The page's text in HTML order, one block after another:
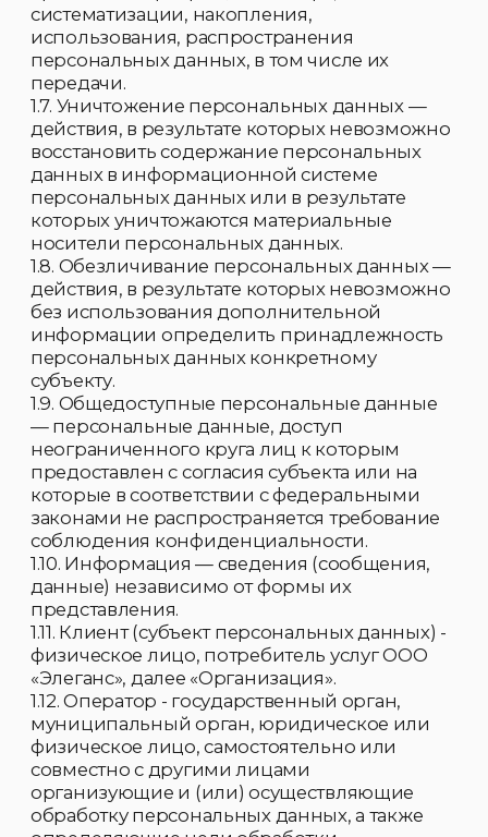
1.11. Клиент (субъект персональных данных) -
физическое лицо, потребитель услуг ООО
«Элеганс», далее «Организация».
1.12. Оператор - государственный орган,
муниципальный орган, юридическое или
физическое лицо, самостоятельно или
совместно с другими лицами
организующие и (или) осуществляющие
обработку персональных данных, а также
определяющие цели обработки
персональных данных, состав персональных
данных, подлежащих обработке, действия
(операции), совершаемые с персональными
Оператором признается Общество с
ограниченной ответственностью «Салон
онлайн»;
2. Общие положения.
персональных данных (далее — Положение)
разработано в соответствии с Конституцией
Российской Федерации, Гражданским
кодексом Российской Федерации,
Федеральным законом "Об информации,
информационных технологиях и о защите
информации", Федеральным законом 152-
ФЗ "О персональных данных", иными
федеральными законами.
2.2. Цель разработки Положения —
определение порядка обработки и защиты
персональных данных всех Клиентов
Организации, данные которых подлежат
обработке, на основании полномочий
оператора; обеспечение защиты прав и
свобод человека и гражданина при
обработке его персональных данных, в том
числе защиты прав на неприкосновенность
частной жизни, личную и семейную тайну, а
также установление ответственности
должностных лиц, имеющих доступ к
персональным данным, за невыполнение
требований норм, регулирующих обработку
и защиту персональных данных.
2.3. Порядок ввода в действие и изменения
Положения.
2.3.1. Настоящее Положение вступает в силу с
момента его утверждения Генеральным
директором Организации и действует